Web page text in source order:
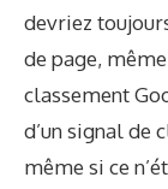
devriez
de page, même
classement
d’un signal de
même si ce